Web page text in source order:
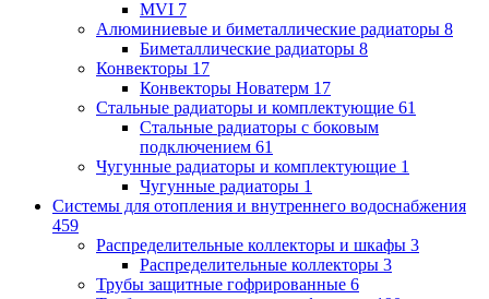
MVI 7
Алюминиевые и биметаллические радиаторы 8
Биметаллические радиаторы 8
Конвекторы 17
Конвекторы Новатерм 17
Стальные радиаторы и комплектующие 61
Стальные радиаторы с боковым
подключением 61
Чугунные радиаторы и комплектующие 1
Чугунные радиаторы 1
Системы для отопления и внутреннего водоснабжения
459
Распределительные коллекторы и шкафы 3
Распределительные коллекторы 3
Трубы защитные гофрированные 6